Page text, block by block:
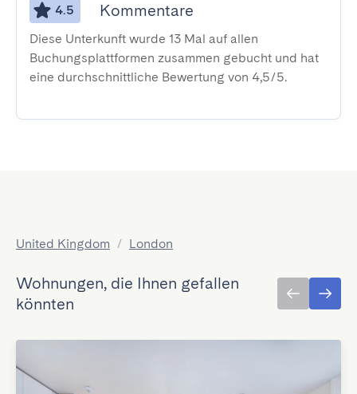
4.5 Kommentare
Diese Unterkunft wurde 13 Mal auf allen
Buchungsplattformen zusammen gebucht und hat
eine durchschnittliche Bewertung von 4,5/5.
United Kingdom / London
Wohnungen, die Ihnen gefallen
könnten